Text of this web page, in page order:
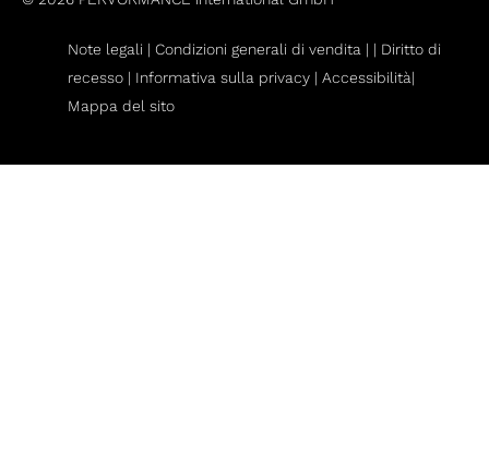
Note legali | Condizioni generali di vendita | | Diritto di
recesso | Informativa sulla privacy | Accessibilità|
Mappa del sito